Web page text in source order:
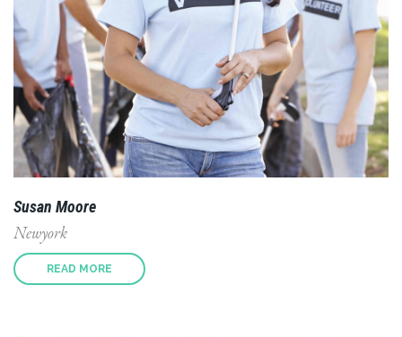
Susan Moore
Newyork
READ MORE